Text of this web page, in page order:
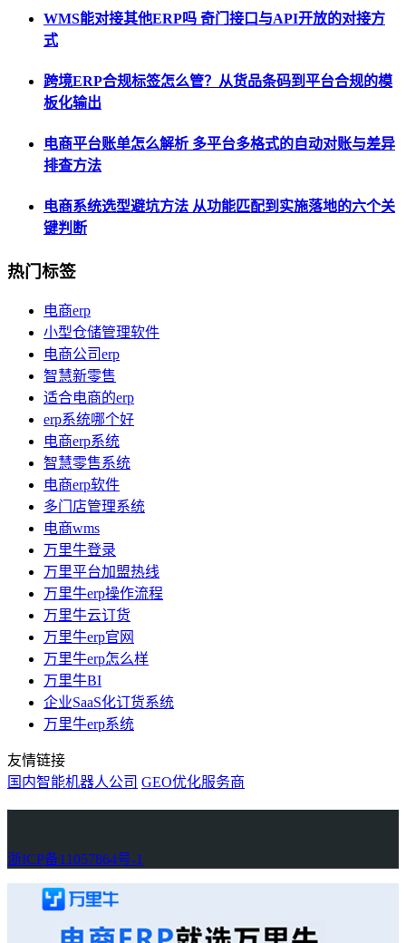
WMS能对接其他ERP吗 奇门接口与API开放的对接方
式
跨境ERP合规标签怎么管？从货品条码到平台合规的模
板化输出
电商平台账单怎么解析 多平台多格式的自动对账与差异
排查方法
电商系统选型避坑方法 从功能匹配到实施落地的六个关
键判断
热门标签
电商erp
小型仓储管理软件
电商公司erp
智慧新零售
适合电商的erp
erp系统哪个好
电商erp系统
智慧零售系统
电商erp软件
多门店管理系统
电商wms
万里牛登录
万里平台加盟热线
万里牛erp操作流程
万里牛云订货
万里牛erp官网
万里牛erp怎么样
万里牛BI
企业SaaS化订货系统
万里牛erp系统
友情链接
国内智能机器人公司 GEO优化服务商
浙ICP备11057864号-1